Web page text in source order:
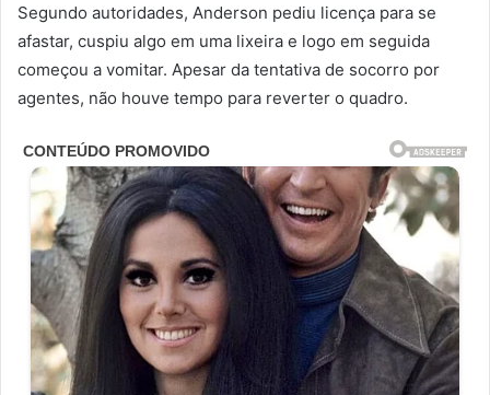
Segundo autoridades, Anderson pediu licença para se
afastar, cuspiu algo em uma lixeira e logo em seguida
começou a vomitar. Apesar da tentativa de socorro por
agentes, não houve tempo para reverter o quadro.